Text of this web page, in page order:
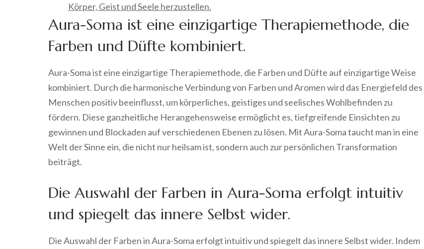
Körper, Geist und Seele herzustellen.
Aura-Soma ist eine einzigartige Therapiemethode, die
Farben und Düfte kombiniert.
Aura-Soma ist eine einzigartige Therapiemethode, die Farben und Düfte auf einzigartige Weise
kombiniert. Durch die harmonische Verbindung von Farben und Aromen wird das Energiefeld des
Menschen positiv beeinflusst, um körperliches, geistiges und seelisches Wohlbefinden zu
fördern. Diese ganzheitliche Herangehensweise ermöglicht es, tiefgreifende Einsichten zu
gewinnen und Blockaden auf verschiedenen Ebenen zu lösen. Mit Aura-Soma taucht man in eine
Welt der Sinne ein, die nicht nur heilsam ist, sondern auch zur persönlichen Transformation
beiträgt.
Die Auswahl der Farben in Aura-Soma erfolgt intuitiv
und spiegelt das innere Selbst wider.
Die Auswahl der Farben in Aura-Soma erfolgt intuitiv und spiegelt das innere Selbst wider. Indem